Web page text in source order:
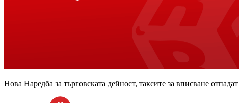
Нова Наредба за търговската дейност, таксите за вписване отпадат